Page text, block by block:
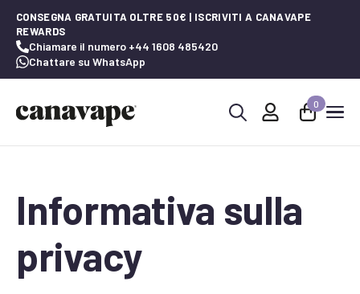
CONSEGNA GRATUITA OLTRE 50€ | ISCRIVITI A CANAVAPE
REWARDS
Chiamare il numero +44 1608 485420
Chattare su WhatsApp
0
Informativa sulla
privacy